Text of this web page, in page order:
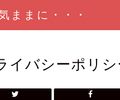
ままに・・・
イバシーポリシ